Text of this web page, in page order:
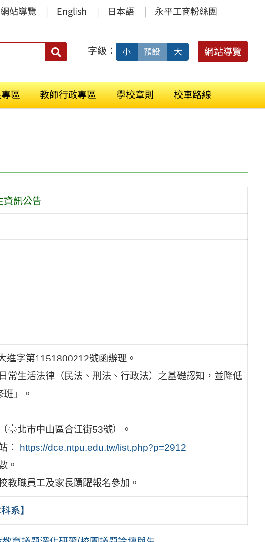
網站導覽 English 日本語 永平工商粉絲團
搜
字級： 小 預設 大 網站導覽
區 教師行政專區 學校章則
校車路線
資訊公告
進字第1151800212號函辦理。
常生活法律（民法、刑法、行政法）之基礎認知，並降低
」。
臺北市中山區合江街53號）。
： https://dce.ntpu.edu.tw/list.php?p=2912
。
教職員工及家長踴躍報名參加。
系】